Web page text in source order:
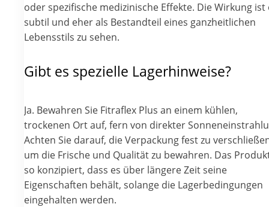
oder spezifische medizinische Effekte. Die Wirkung ist
subtil und eher als Bestandteil eines ganzheitlichen
Lebensstils zu sehen.
Gibt es spezielle Lagerhinweise?
Ja. Bewahren Sie Fitraflex Plus an einem kühlen,
trockenen Ort auf, fern von direkter
Achten Sie darauf, die Verpackung fest zu
um die Frische und Qualität zu bewahren. Das
so konzipiert, dass es über längere Zeit seine
Eigenschaften behält, solange die Lagerbedingungen
eingehalten werden.